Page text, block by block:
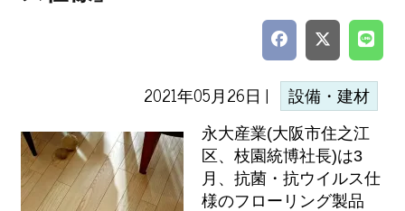
2021年05月26日 | 設備・建材
永大産業(大阪市住之江
区、枝園統博社長)は3
月、抗菌・抗ウイルス仕
様のフローリング製品